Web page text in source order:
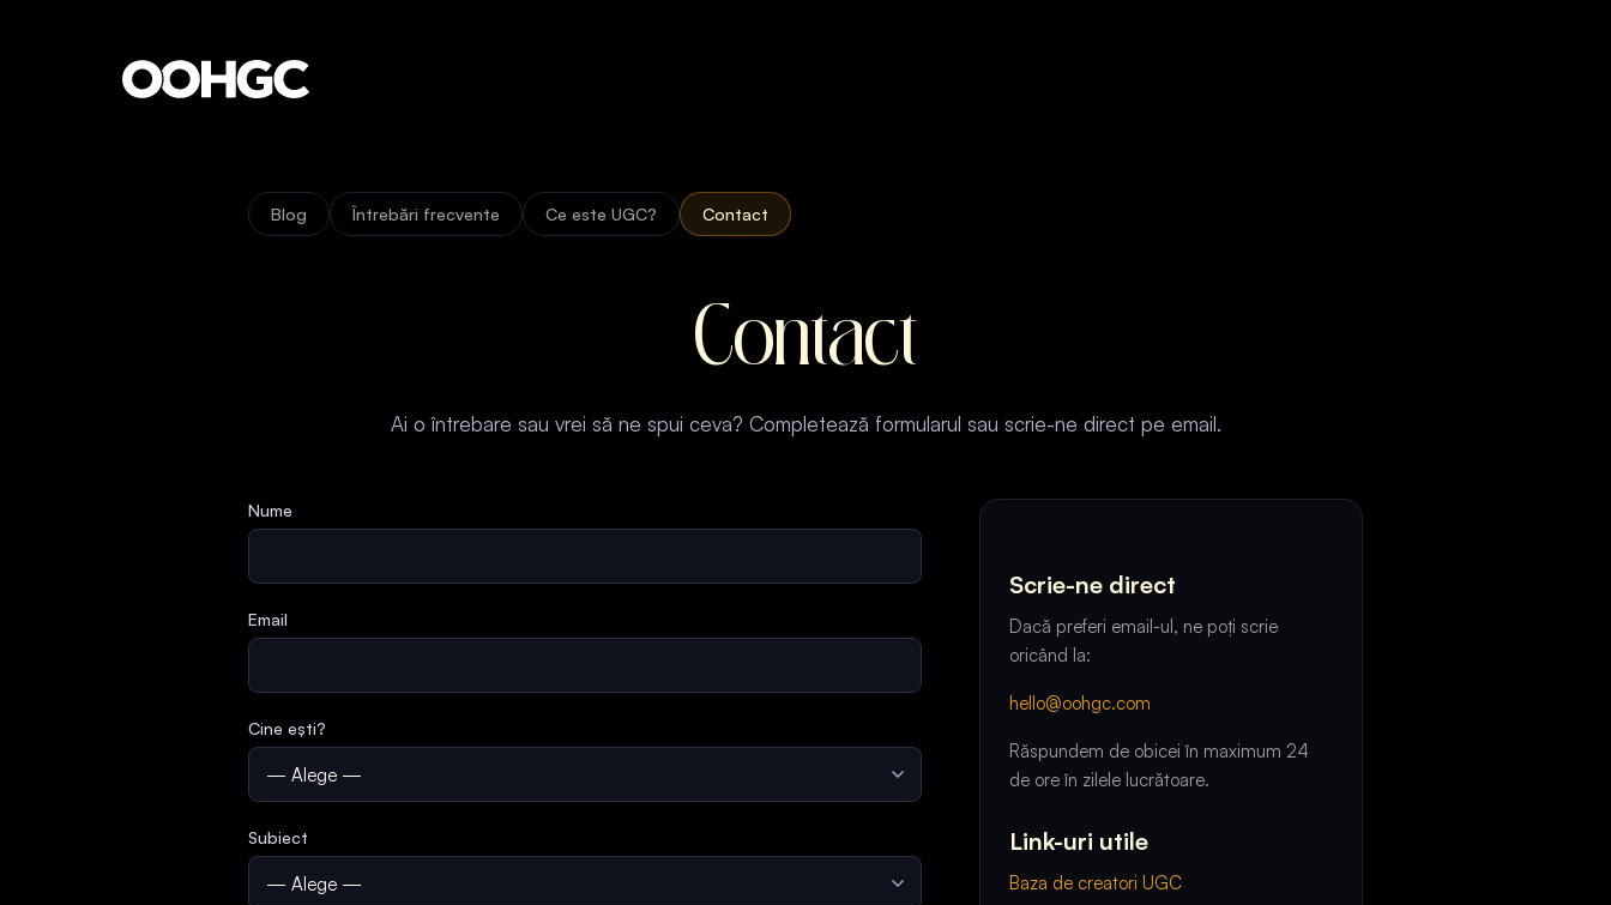
Blog Întrebări frecvente Ce este UGC? Contact
Contact
Ai o întrebare sau vrei să ne spui ceva? Completează formularul sau scrie-ne direct pe email.
Nume
Email
Cine ești?
Subiect
Scrie-ne direct
Dacă preferi email-ul, ne poți scrie
oricând la:
hello@oohgc.com
Răspundem de obicei în maximum 24
de ore în zilele lucrătoare.
Link-uri utile
Baza de creatori UGC